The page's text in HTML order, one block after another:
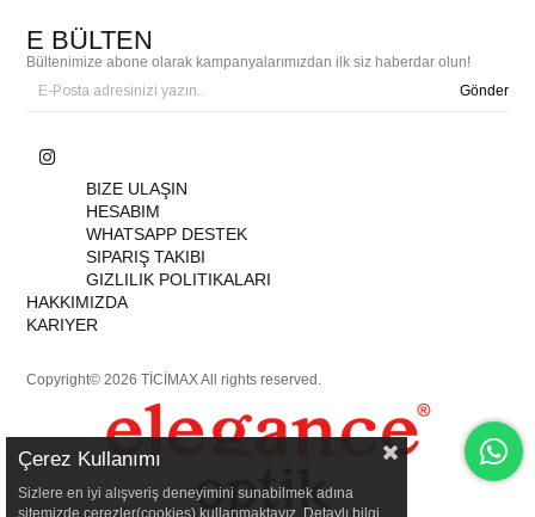
E BÜLTEN
Bültenimize abone olarak kampanyalarımızdan ilk siz haberdar olun!
Gönder
BIZE ULAŞIN
HESABIM
WHATSAPP DESTEK
SIPARIŞ TAKIBI
GIZLILIK POLITIKALARI
HAKKIMIZDA
KARIYER
Copyright© 2026 TİCİMAX All rights reserved.
Çerez Kullanımı
Sizlere en iyi alışveriş deneyimini sunabilmek adına
sitemizde çerezler(cookies) kullanmaktayız. Detaylı bilgi